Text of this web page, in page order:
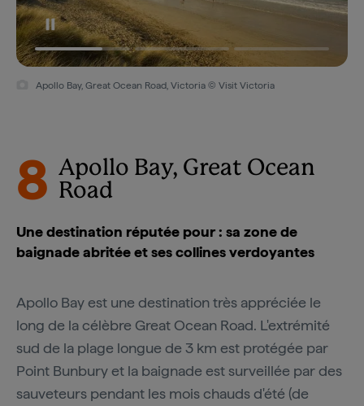
Apollo Bay, Great Ocean Road, Victoria © Visit Victoria
8 Apollo Bay, Great Ocean
Road
Une destination réputée pour : sa zone de
baignade abritée et ses collines verdoyantes
Apollo Bay est une destination très appréciée le
long de la célèbre Great Ocean Road. L'extrémité
sud de la plage longue de 3 km est protégée par
Point Bunbury et la baignade est surveillée par des
sauveteurs pendant les mois chauds d'été (de